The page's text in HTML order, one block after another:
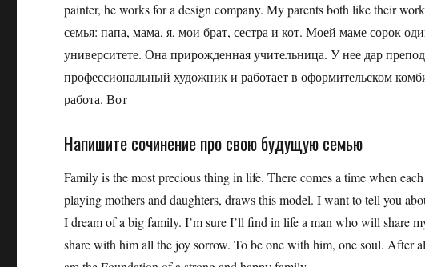
painter, he works for a design company. My parents both like their
семья: папа, мама, я, мои брат, сестра и кот. Моей маме сорок
университете. Она прирожденная учительница. У нее дар
профессиональный художник и работает в оформительском
работа. Вот
Напишите сочинение про свою будущую семью
Family is the most precious thing in life. There comes a time when
playing mothers and daughters, draws this model. I want to tell you
I dream of a big family. I’m sure I’ll find in life a man who will share
share with him all the joy sorrow. To be one with him, one soul. After